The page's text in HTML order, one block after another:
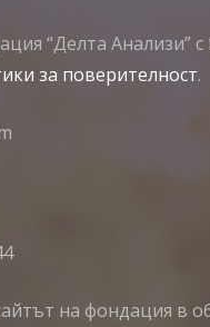
“Делта Анализи” с
за поверителност.
на фондация в